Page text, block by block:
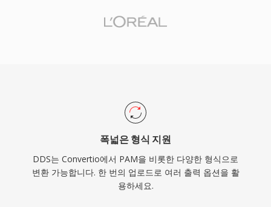
폭넓은 형식 지원
DDS는 Convertio에서 PAM을 비롯한 다양한 형식으로
변환 가능합니다. 한 번의 업로드로 여러 출력 옵션을 활
용하세요.